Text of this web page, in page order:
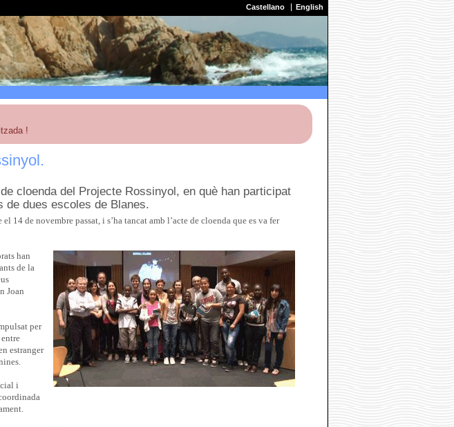
Castellano English
!
cloenda del Projecte Rossinyol, en què han participat
de dues escoles de Blanes.
14 de novembre passat, i s’ha tancat amb l’acte de cloenda que es va fer
han
de la
Joan
per
estranger
i